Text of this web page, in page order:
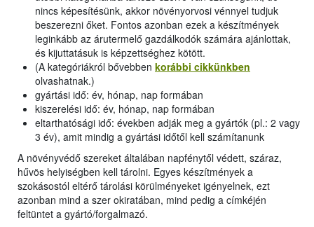
nincs képesítésünk, akkor növényorvosi vénnyel tudjuk
beszerezni őket. Fontos azonban ezek a készítmények
leginkább az árutermelő gazdálkodók számára ajánlottak,
és kijuttatásuk is képzettséghez kötött.
(A kategóriákról bővebben korábbi cikkünkben
olvashatnak.)
gyártási idő: év, hónap, nap formában
kiszerelési idő: év, hónap, nap formában
eltarthatósági idő: években adják meg a gyártók (pl.: 2 vagy
3 év), amit mindig a gyártási időtől kell számítanunk
A növényvédő szereket általában napfénytől védett, száraz,
hűvös helyiségben kell tárolni. Egyes készítmények a
szokásostól eltérő tárolási körülményeket igényelnek, ezt
azonban mind a szer okiratában, mind pedig a címkéjén
feltüntet a gyártó/forgalmazó.